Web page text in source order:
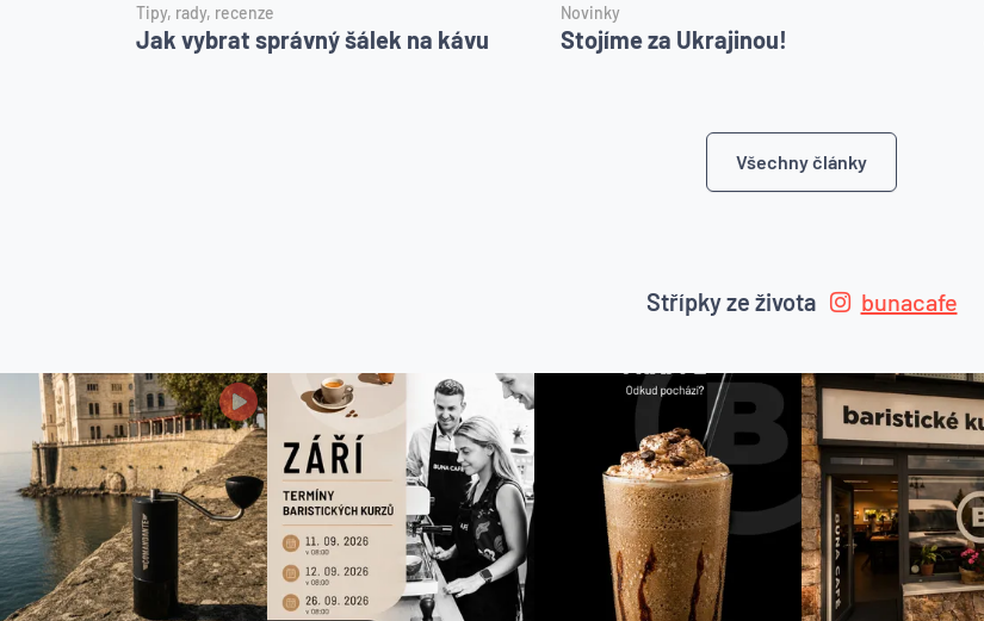
Tipy, rady, recenze
Jak vybrat správný šálek na kávu
Novinky
Stojíme za Ukrajinou!
Všechny články
Střípky ze života bunacafe